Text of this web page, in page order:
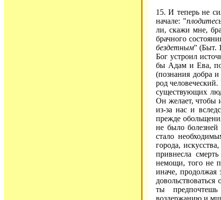
15. И теперь не
начале: "
ли, скажи мне,
брачного
бездетным" (Быт.
Бог устроил
бы Адам и Ева,
(познания добра и
род
существующих
Он желает, чтобы
из-за нас и
прежде
не было
стало
города,
привнесла
немощи, того не
иначе,
ты
воздержанию и